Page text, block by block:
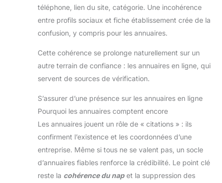
téléphone, lien du site, catégorie. Une incohérence
entre profils sociaux et fiche établissement crée de la
confusion, y compris pour les annuaires.
Cette cohérence se prolonge naturellement sur un
autre terrain de confiance : les annuaires en ligne, qui
servent de sources de vérification.
S’assurer d’une présence sur les annuaires en ligne
Pourquoi les annuaires comptent encore
Les annuaires jouent un rôle de « citations » : ils
confirment l’existence et les coordonnées d’une
entreprise. Même si tous ne se valent pas, un socle
d’annuaires fiables renforce la crédibilité. Le point clé
reste la cohérence du napet la suppression des